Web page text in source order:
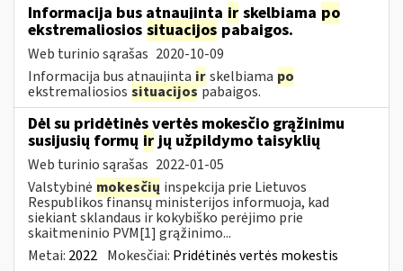
Informacija bus atnaujinta ir skelbiama po
ekstremaliosios situacijos pabaigos.
Web turinio sąrašas 2020-10-09
Informacija bus atnaujinta irskelbiama po
ekstremaliosios situacijospabaigos.
Dėl su pridėtinės vertės mokesčio grąžinimu
susijusių formų irjų užpildymo taisyklių
Web turinio sąrašas 2022-01-05
Valstybinė mokesčių inspekcija prie Lietuvos
Respublikos finansų ministerijos informuoja, kad
siekiant sklandaus ir kokybiško perėjimo prie
skaitmeninio PVM[1] grąžinimo...
Metai: 2022 Mokesčiai: Pridėtinės vertės mokestis